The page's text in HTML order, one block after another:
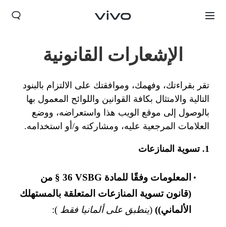
Morocco(AR) | حدد البلد/المنطقة
الإشعارات القانونية
تقر بقراءتك، وفهمك، وموافقتك على الالتزام بالبنود
التالية والامتثال بكافة القوانين واللوائح المعمول بها
بالوصول إلى موقع الويب هذا واستعراضه، ووضع
العلامات المرجعية عليه، ومشاركته و/أو استخدامه.
1. تسوية المنازعات
المعلومات وفقًا للمادة ‎§ 36 VSBG من
(قانون تسوية المنازعات المتعلقة بالمستهلك
الألماني))(ينطبق على ألمانيا فقط ):